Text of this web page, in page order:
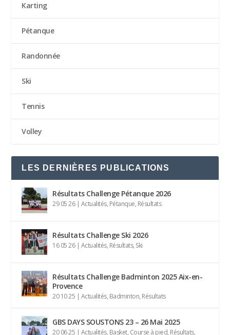
Karting
Pétanque
Randonnée
Ski
Tennis
Volley
LES DERNIÈRES PUBLICATIONS
Résultats Challenge Pétanque 2026
29 05 26| Actualités, Pétanque, Résultats
Résultats Challenge Ski 2026
16 05 26| Actualités, Résultats, Ski
Résultats Challenge Badminton 2025 Aix-en-
Provence
20 10 25 | Actualités, Badminton, Résultats
GBS DAYS SOUSTONS 23 – 26 Mai 2025
20 06 25 | Actualités, Basket, Course à pied, Résultats,